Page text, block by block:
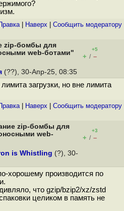
| Наверх Cообщить модератору
zip-бомбы для
web-ботами"
+5
+ / –
(??), 30-Апр-25, 08:35
загрузки, но вне лимита
| Наверх Cообщить модератору
zip-бомбы для
web-
+3
+ / –
is Whistling (?), 30-
хорошему производится по
что gzip/bzip2/xz/zstd
целиком в память не